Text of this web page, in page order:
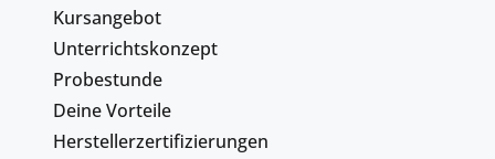
Kursangebot
Unterrichtskonzept
Probestunde
Deine Vorteile
Herstellerzertifizierungen